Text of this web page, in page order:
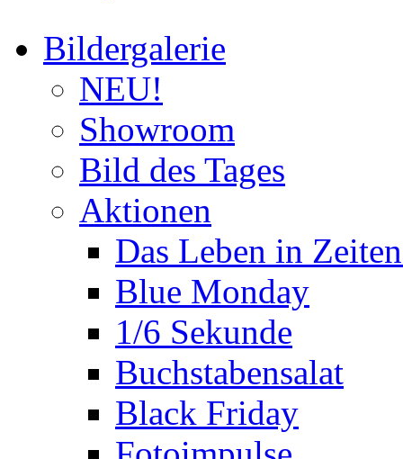
Bildergalerie
NEU!
Showroom
Bild des Tages
Aktionen
Das Leben in
Blue Monday
1/6 Sekunde
Buchstabensalat
Black Friday